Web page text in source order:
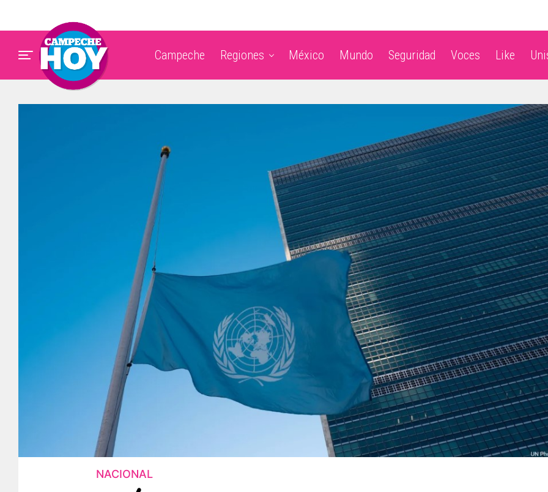
Campeche Regiones México Mundo Seguridad Voces Like
NACIONAL